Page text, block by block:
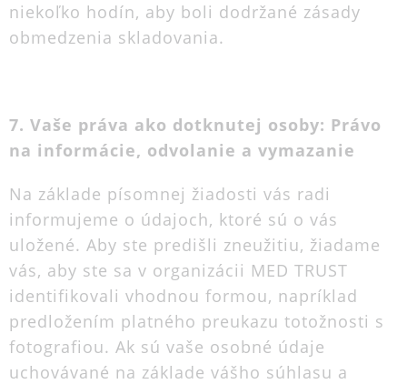
niekoľko hodín, aby boli dodržané zásady
obmedzenia skladovania.
7. Vaše práva ako dotknutej osoby: Právo
na informácie, odvolanie a vymazanie
Na základe písomnej žiadosti vás radi
informujeme o údajoch, ktoré sú o vás
uložené. Aby ste predišli zneužitiu, žiadame
vás, aby ste sa v organizácii MED TRUST
identifikovali vhodnou formou, napríklad
predložením platného preukazu totožnosti s
fotografiou. Ak sú vaše osobné údaje
uchovávané na základe vášho súhlasu a